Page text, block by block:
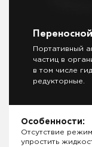
Портативный
частиц в
в том числе
редукторные.
Особенности:
Отсутствие
упростить